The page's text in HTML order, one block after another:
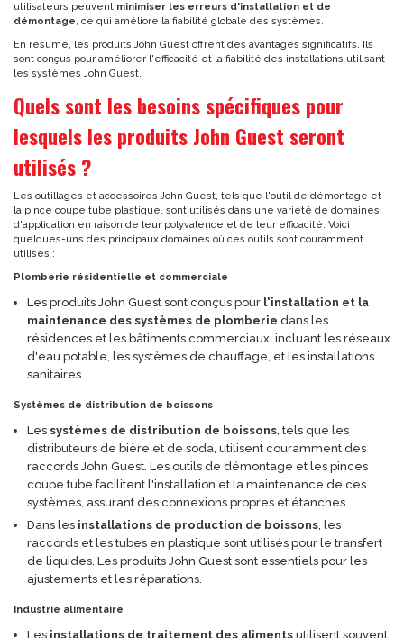
utilisateurs peuvent minimiser les erreurs d'installation et de
démontage, ce qui améliore la fiabilité globale des systèmes.
En résumé, les produits John Guest offrent des avantages significatifs. Ils
sont conçus pour améliorer l'efficacité et la fiabilité des installations utilisant
les systèmes John Guest.
Quels sont les besoins spécifiques pour
lesquels les produits John Guest seront
utilisés ?
Les outillages et accessoires John Guest, tels que l'outil de démontage et
la pince coupe tube plastique, sont utilisés dans une variété de domaines
d'application en raison de leur polyvalence et de leur efficacité. Voici
quelques-uns des principaux domaines où ces outils sont couramment
utilisés :
Plomberie résidentielle et commerciale
Les produits John Guest sont conçus pour l'installation et la
maintenance des systèmes de plomberie dans les
résidences et les bâtiments commerciaux, incluant les réseaux
d'eau potable, les systèmes de chauffage, et les installations
sanitaires.
Systèmes de distribution de boissons
Les systèmes de distribution de boissons, tels que les
distributeurs de bière et de soda, utilisent couramment des
raccords John Guest. Les outils de démontage et les pinces
coupe tube facilitent l'installation et la maintenance de ces
systèmes, assurant des connexions propres et étanches.
Dans les installations de production de boissons, les
raccords et les tubes en plastique sont utilisés pour le transfert
de liquides. Les produits John Guest sont essentiels pour les
ajustements et les réparations.
Industrie alimentaire
Les installations de traitement des aliments utilisent souvent